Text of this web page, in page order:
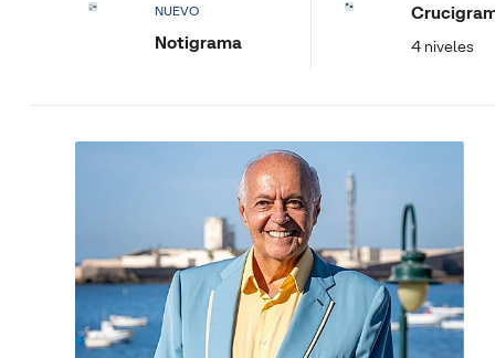
NUEVO
Notigrama 4 niveles